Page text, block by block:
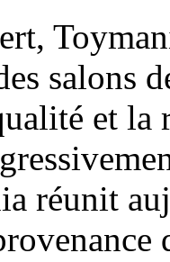
salons
et la
réunit